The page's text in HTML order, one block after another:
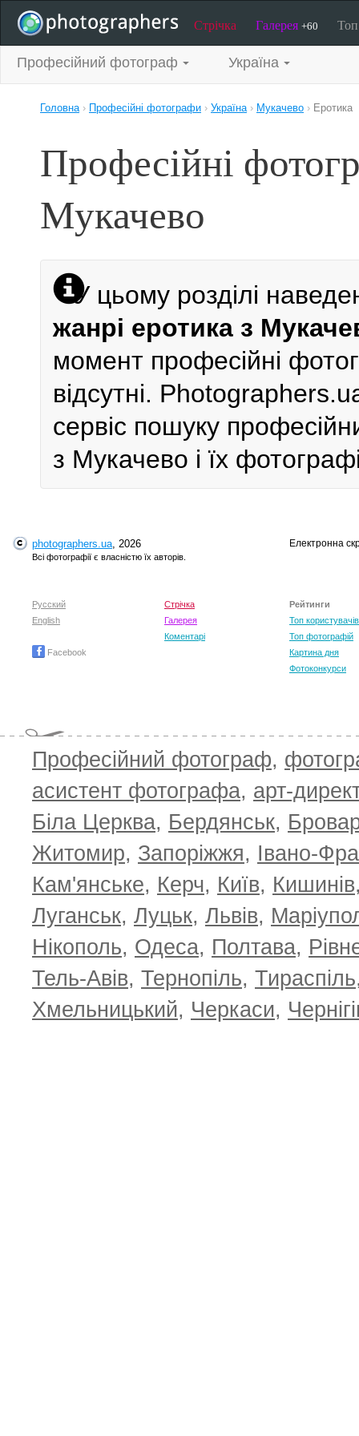
Стрічка Галерея +60
Професійний фотограф Україна
Головна› Професійні фотографи › Україна› Мукачево › Еротика
Професійні
Мукачево
У цьому розділі
жанрі еротика з
момент професійні
відсутні.
сервіс пошуку
з Мукачево і їх
photographers.ua, 2026
Всі фотографії є власністю їх авторів.
Електронна
Русский
English
Facebook
Стрічка
Галерея
Коментарі
Рейтинги
Топ користувачів
Топ фотографій
Картина дня
Фотоконкурси
Професійний фотограф,
асистент фотографа, арт-
Біла Церква, Бердянськ,
Житомир, Запоріжжя, Івано-
Кам'янське, Керч, Київ, Кишинів
Луганськ, Луцьк, Львів,
Нікополь, Одеса, Полтава,
Тель-Авів, Тернопіль, Тираспіль
Хмельницький, Черкаси,